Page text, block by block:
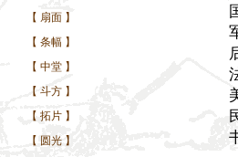
【 扇面 】
【 条幅 】
【 中堂 】
【 斗方 】
【 拓片 】
【 圆光 】